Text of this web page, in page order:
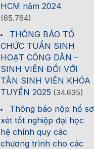
HCM năm 2024
(65.764)
THÔNG BÁO TỔ
CHỨC TUẦN SINH
HOẠT CÔNG DÂN –
SINH VIÊN ĐỐI VỚI
TÂN SINH VIÊN KHÓA
TUYỂN 2025 (34.635)
Thông báo nộp hồ sơ
xét tốt nghiệp đại học
hệ chính quy các
chương trình cho các